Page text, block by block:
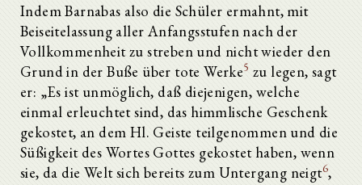
Indem Barnabas also die Schüler ermahnt, mit
Beiseitelassung aller Anfangsstufen nach der
Vollkommenheit zu streben und nicht wieder den
Grund in der Buße über tote Werke5 zu legen, sagt
er: „Es ist unmöglich, daß diejenigen, welche
einmal erleuchtet sind, das himmlische Geschenk
gekostet, an dem Hl. Geiste teilgenommen und die
Süßigkeit des Wortes Gottes gekostet haben, wenn
sie, da die Welt sich bereits zum Untergang neigt6,